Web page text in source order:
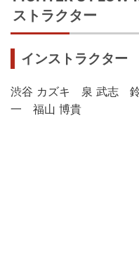
ストラクター
インストラクター
渋谷 カズキ 泉 武志
一 福山 博貴